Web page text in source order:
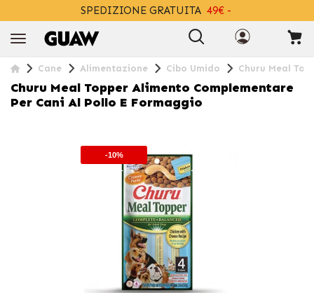
SPEDIZIONE GRATUITA 49€ -
Cane Alimentazione Cibo Umido Churu Meal
Churu Meal Topper Alimento Complementare
Per Cani Al Pollo E Formaggio
-10%